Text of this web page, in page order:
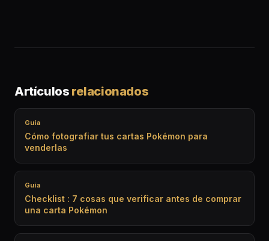
Artículos relacionados
Guía
Cómo fotografiar tus cartas Pokémon para
venderlas
Guía
Checklist : 7 cosas que verificar antes de comprar
una carta Pokémon